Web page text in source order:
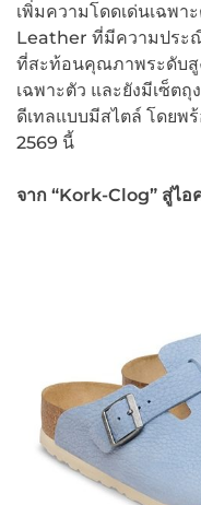
เพิ่มความโดดเด่นเฉพา
Leather ที่มีความประ
ที่สะท้อนคุณภาพระดับสู
เฉพาะตัว และยังมีเซ็ต
ดีเทลแบบมีสไตล์ โดยพ
2569 นี้
จาก “Kork-Clog” สู่ไอ